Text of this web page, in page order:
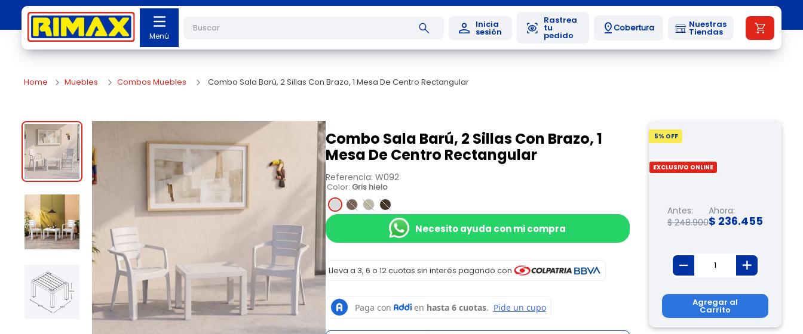
Cobertura Nuestras
Tiendas
Muebles Combos Muebles Combo Sala Barú, 2 Sillas Con Brazo, 1 Mesa De Centro Rectangular
Combo Sala Barú, 2 Sillas Con Brazo, 1
Mesa De Centro Rectangular
Referencia: W092
Color: Gris hielo
Necesito ayuda con mi compra
Lleva a 3, 6 o 12 cuotas sin interés pagando con
5% OFF
EXCLUSIVO ONLINE
Antes:
$ 248.900
Ahora:
$ 236.455
Agregar al
Carrito